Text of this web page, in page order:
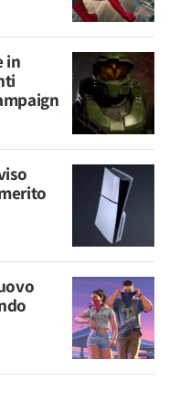
in